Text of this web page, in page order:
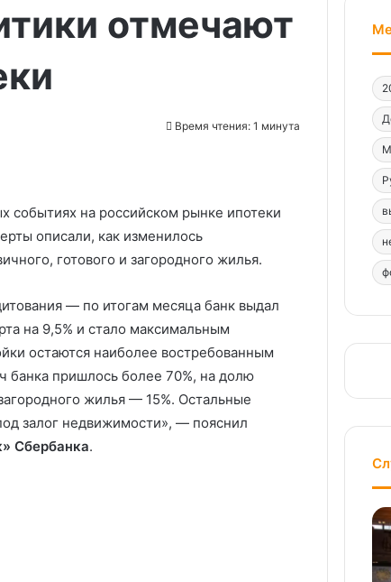
отмечают
Время чтения: 1 минута
событиях на российском рынке ипотеки
описали, как изменилось
готового и загородного жилья.
— по итогам месяца банк выдал
на 9,5% и стало максимальным
остаются наиболее востребованным
пришлось более 70%, на долю
жилья — 15%. Остальные
залог недвижимости», — пояснил
Сбербанка.